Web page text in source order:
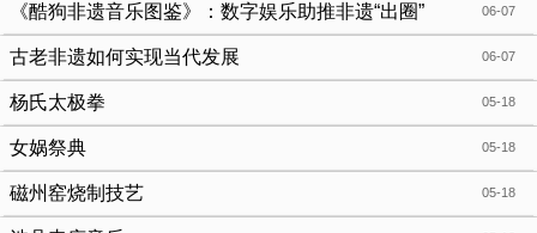
06-07
《酷狗非遗音乐图鉴》：数字娱乐助推非遗“出圈”
06-07
古老非遗如何实现当代发展
05-18
杨氏太极拳
05-18
女娲祭典
05-18
磁州窑烧制技艺